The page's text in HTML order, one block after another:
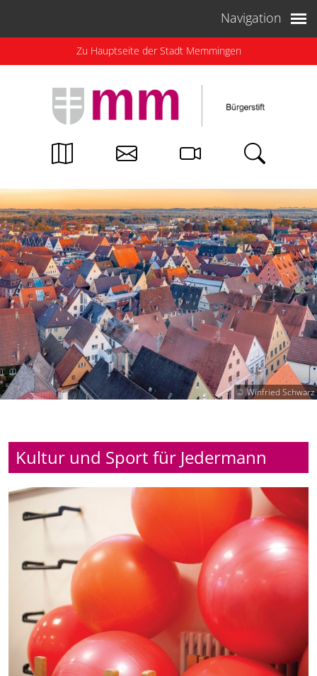
Navigation
Zu Hauptseite der Stadt Memmingen
Winfried Schwarz
Kultur und Sport für Jedermann